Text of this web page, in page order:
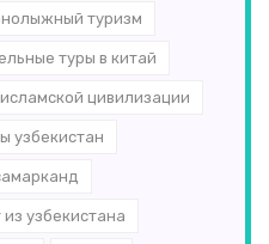
туризм
туры в китай
цивилизации
узбекистан
из узбекистана